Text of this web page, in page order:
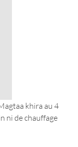
khira au 4
ni de chauffage